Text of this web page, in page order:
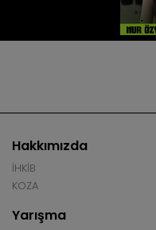
Hakkımızda
İHKİB
KOZA
Yarışma